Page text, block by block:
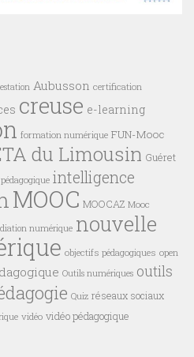
Aubusson certification
creuse e-learning
formation numérique FUN-Mooc
du Limousin Guéret
intelligence
MOOC MOOCAZ Mooc
numérique nouvelle
objectifs pédagogiques open
Outils numériques outils
Quiz réseaux sociaux
vidéo vidéo pédagogique